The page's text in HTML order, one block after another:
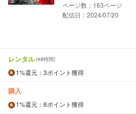
163
配信日：2024/07/20
レンタル(48時間)
1%還元 ：3ポイント獲得
購入
1%還元 ：6ポイント獲得